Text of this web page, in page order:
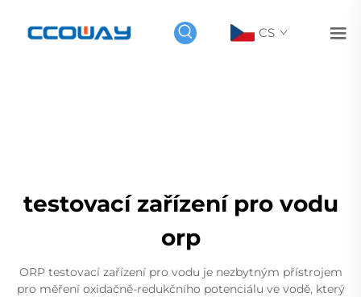
CS
testovací zařízení pro vodu
orp
ORP testovací zařízení pro vodu je nezbytným přístrojem
pro měření oxidačně-redukčního potenciálu ve vodě, který